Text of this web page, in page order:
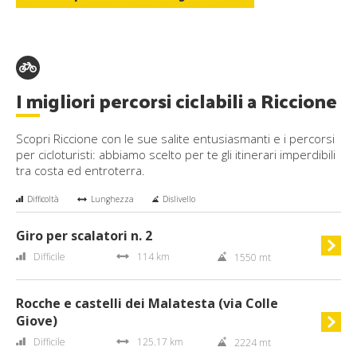
I migliori percorsi ciclabili a Riccione
Scopri Riccione con le sue salite entusiasmanti e i percorsi
per cicloturisti: abbiamo scelto per te gli itinerari imperdibili
tra costa ed entroterra.
Difficoltà Lunghezza Dislivello
Giro per scalatori n. 2
Difficile 114 km 1550 mt
Rocche e castelli dei Malatesta (via Colle
Giove)
Difficile 125.17 km 2224 mt